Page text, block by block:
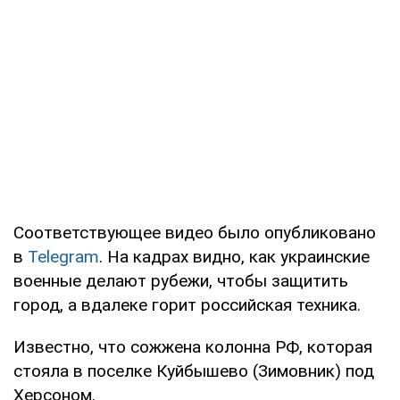
Соответствующее видео было опубликовано
в Telegram. На кадрах видно, как украинские
военные делают рубежи, чтобы защитить
город, а вдалеке горит российская техника.
Известно, что сожжена колонна РФ, которая
стояла в поселке Куйбышево (Зимовник) под
Херсоном.